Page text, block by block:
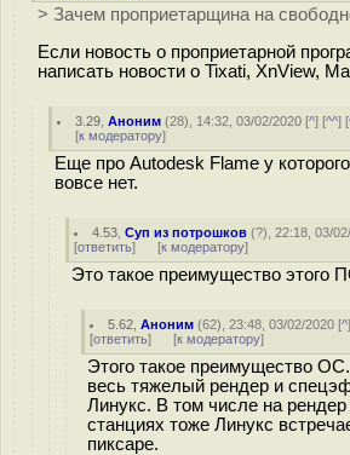
> Зачем проприетарщина на
Если новость о проприетарной
написать новости о Tixati, XnView,
3.29 ,Аноним (28), 14:32, 03/02/2020 [^] [^^] [
[к модератору]
Еще про Autodesk Flame у
вовсе нет.
4.53 ,Суп из потрошков (?), 22:18, 03/
[ответить] [к модератору]
Это такое преимущество этого
5.62 ,Аноним (62), 23:48, 03/02/2020 [^
[ответить] [к модератору]
Этого такое преимущество
весь тяжелый рендер и
Линукс. В том числе на
станциях тоже Линукс
пиксаре.